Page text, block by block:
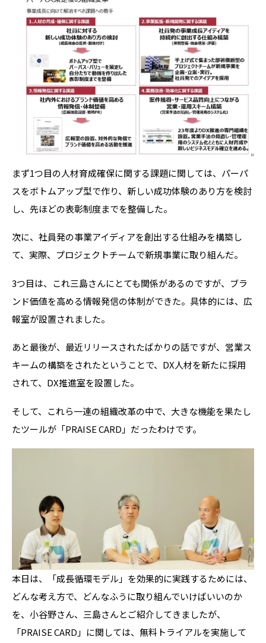
まず1つ目の人材育成確保に関する課題に関しては、パーパ
スをボトムアップ型で作り、新しい成功体験のあり方を検討
し、先ほどの表彰制度までを整備した。
次に、社員発の事業アイディアを創出する仕組みを構築し
て、実際、プロジェクトチームで新規事業に取り組んだ。
3つ目は、これ三島さんにとても関係があるのですが、ブラ
ンド価値を高める情報発信の体制ができた。具体的には、広
報室が設置されました。
あと最後が、最近リリースされたばかりの話ですが、営業ス
キームの構築をされたということで、DX人材を新たに採用
されて、DX推進室を設置した。
そして、これら一連の組織改革の中で、大きな機能を果たし
たツールが「PRAISE CARD」だったわけです。
本日は、「成長循環モデル」を効果的に実践するためには、
どんな考え方で、どんなふうに取り組んでいけばいいのか
を、小谷野さん、三島さんとご紹介してきましたが、
「PRAISE CARD」に関しては、無料トライアルを実施して